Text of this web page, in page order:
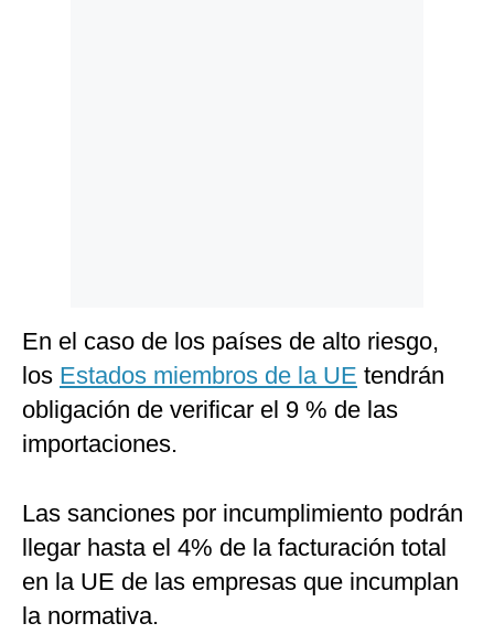
En el caso de los países de alto riesgo,
los Estados miembros de la UE tendrán
obligación de verificar el 9 % de las
importaciones.
Las sanciones por incumplimiento podrán
llegar hasta el 4% de la facturación total
en la UE de las empresas que incumplan
la normativa.